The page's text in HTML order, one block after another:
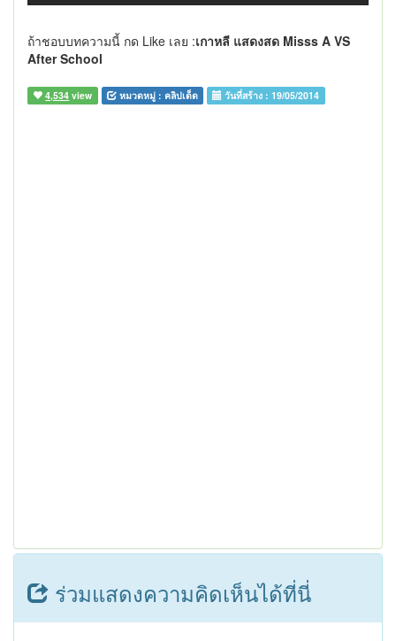
ถ้าชอบบทความนี้ กด Like เลย :เกาหลี แสดงสด Misss A VS
After School
4,534 view หมวดหมู่ : คลิปเด็ด วันที่สร้าง :19/05/2014
ร่วมแสดงความคิดเห็นได้ที่นี่